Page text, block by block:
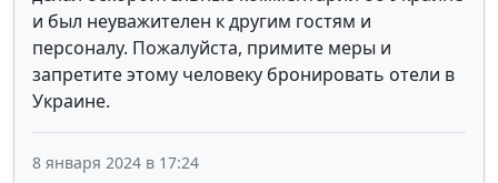
и был неуважителен к другим гостям и
персоналу. Пожалуйста, примите меры и
запретите этому человеку бронировать отели в
Украине.
8 января 2024 в 17:24